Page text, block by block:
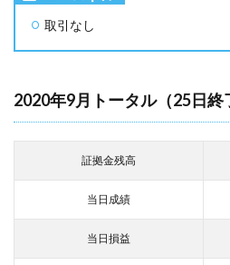
取引なし
2020年9月トータル（25日終
証拠金残高
当日成績
当日損益